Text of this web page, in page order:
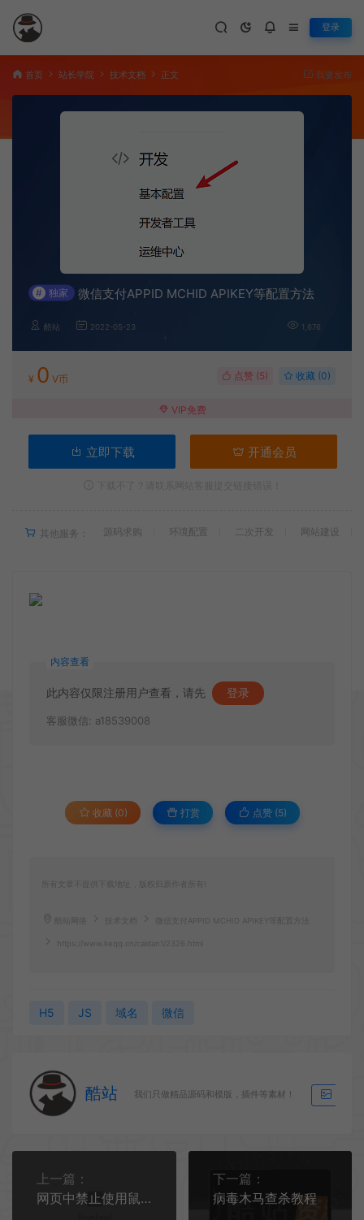
登录
首页 站长学院 技术文档 正文 我要发布
# 独家 微信支付APPID MCHID APIKEY等配置方法
酷站 2022-05-23 1,676
¥ 0 V币 点赞 (5) 收藏 (0)
VIP免费
立即下载 开通会员
其他服务： 源码求购 环境配置 二次开发 网站建设
内容查看
此内容仅限注册用户查看，请先 登录
客服微信: a18539008
收藏 (0) 打赏 点赞 (5)
所有文章不提供下载地址，版权归原作者所有!
酷站网络 技术文档 微信支付APPID MCHID APIKEY等配置方法
https://www.keqq.cn/caidan1/2326.html
H5 JS 域名 微信
酷站 我们只做精品源码和模版，插件等素材！
上一篇：
网页中禁止使用鼠标右键操作
下一篇：
病毒木马查杀教程